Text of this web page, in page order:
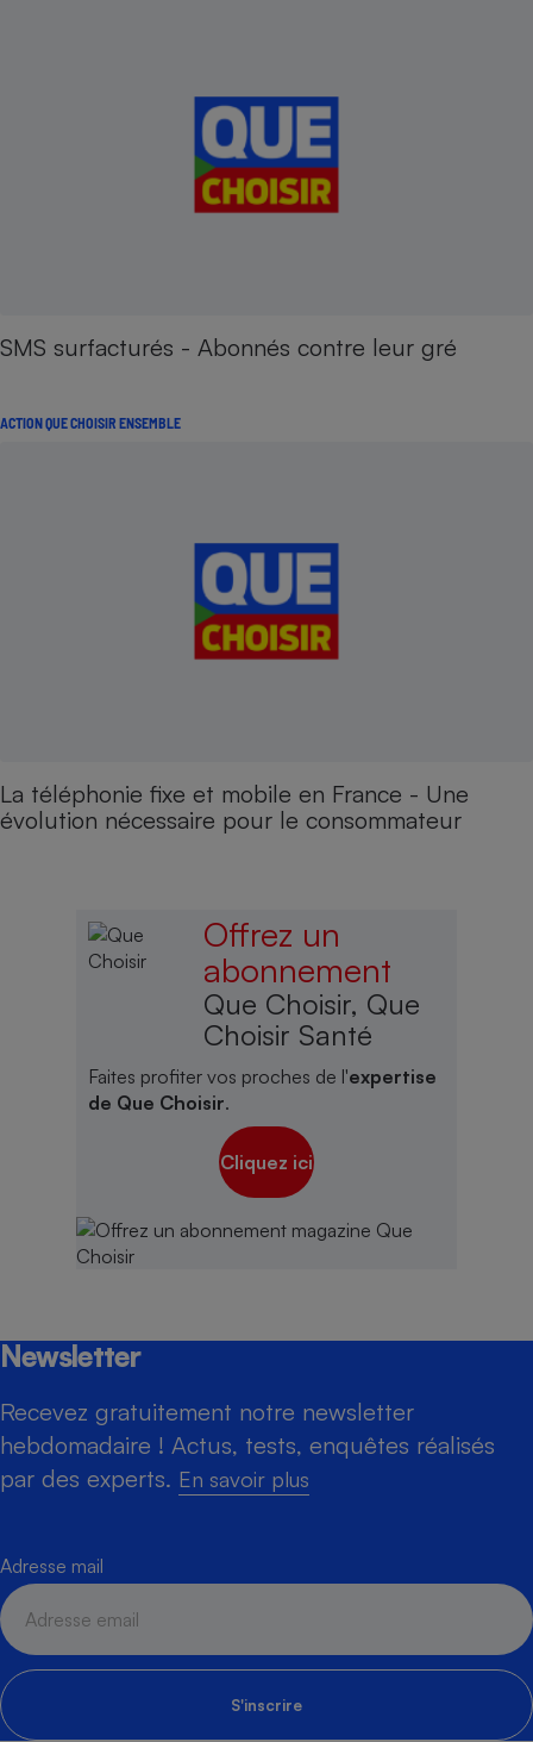
SMS surfacturés - Abonnés contre leur gré
ACTION QUE CHOISIR ENSEMBLE
La téléphonie fixe et mobile en France - Une
évolution nécessaire pour le consommateur
Offrez un
abonnement
Que Choisir, Que
Choisir Santé
Faites profiter vos proches de l'expertise
de Que Choisir.
Cliquez ici
Newsletter
Recevez gratuitement notre newsletter
hebdomadaire ! Actus, tests, enquêtes réalisés
par des experts. En savoir plus
Adresse mail
S'inscrire